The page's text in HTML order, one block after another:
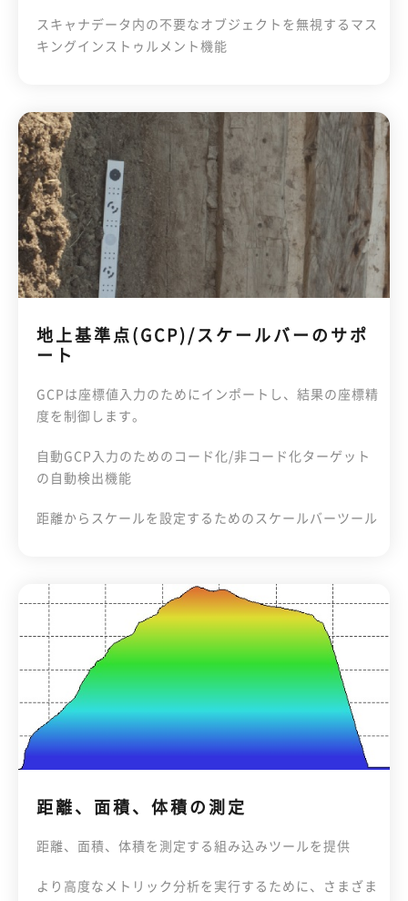
スキャナデータ内の不要なオブジェクトを無視するマス
キングインストゥルメント機能
地上基準点(GCP)/スケールバーのサポ
ート
GCPは座標値入力のためにインポートし、結果の座標精
度を制御します。
自動GCP入力のためのコード化/非コード化ターゲット
の自動検出機能
距離からスケールを設定するためのスケールバーツール
距離、面積、体積の測定
距離、面積、体積を測定する組み込みツールを提供
より高度なメトリック分析を実行するために、さまざま